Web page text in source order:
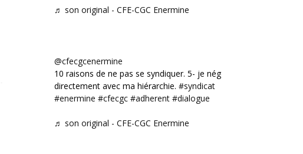
♬ son original - CFE-CGC Enermine
@cfecgcenermine
10 raisons de ne pas se syndiquer. 5- je négocie
directement avec ma hiérarchie. #syndicat
#enermine #cfecgc #adherent #dialogue
♬ son original - CFE-CGC Enermine